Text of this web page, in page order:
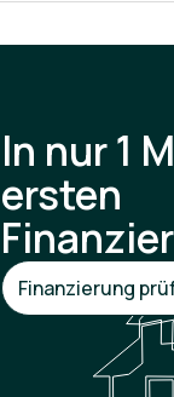
In nur 1
ersten
Finanzierung